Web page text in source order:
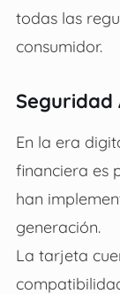
todas las
consumidor.
Seguridad
En la era
financiera es
han
generación.
La tarjeta